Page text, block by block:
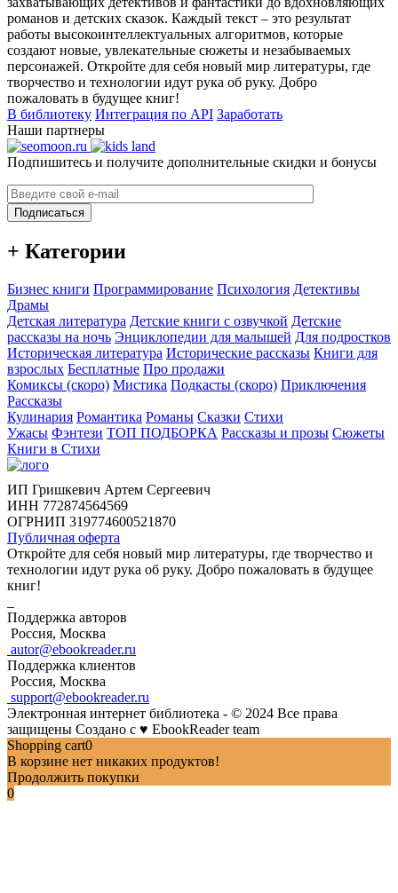
романов и детских сказок. Каждый текст – это результат
работы высокоинтеллектуальных алгоритмов, которые
создают новые, увлекательные сюжеты и незабываемых
персонажей. Откройте для себя новый мир литературы, где
творчество и технологии идут рука об руку. Добро
пожаловать в будущее книг!
В библиотеку Интеграция по API Заработать
Наши партнеры
Подпишитесь и получите дополнительные скидки и бонусы
Подписаться
+ Категории
Бизнес книги Программирование Психология Детективы
Драмы
Детская литература Детские книги с озвучкой Детские
рассказы на ночь Энциклопедии для малышей Для подростков
Историческая литература Исторические рассказы Книги для
взрослых Бесплатные Про продажи
Комиксы (скоро) Мистика Подкасты (скоро) Приключения
Рассказы
Кулинария Романтика Романы Сказки Стихи
Ужасы Фэнтези ТОП ПОДБОРКА Рассказы и прозы Сюжеты
Книги в Стихи
ИП Гришкевич Артем Сергеевич
ИНН 772874564569
ОГРНИП 319774600521870
Публичная оферта
Откройте для себя новый мир литературы, где творчество и
технологии идут рука об руку. Добро пожаловать в будущее
книг!
Поддержка авторов
Россия, Москва
autor@ebookreader.ru
Поддержка клиентов
Россия, Москва
support@ebookreader.ru
Электронная интернет библиотека - © 2024 Все права
защищены Создано с ♥ EbookReader team
Shopping cart0
В корзине нет никаких продуктов!
Продолжить покупки
0